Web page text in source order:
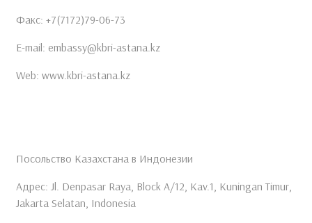
Факс: +7(7172)79-06-73
E-mail: embassy@kbri-astana.kz
Web: www.kbri-astana.kz
Посольство Казахстана в Индонезии
Адрес: Jl. Denpasar Raya, Block A/12, Kav.1, Kuningan Timur,
Jakarta Selatan, Indonesia